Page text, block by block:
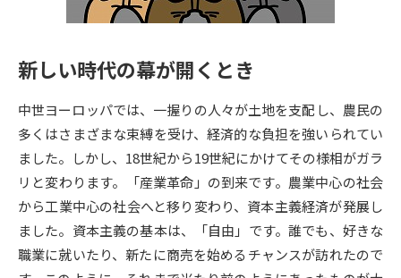
大学入学共通テスト「受験上の
配慮案内」の請求
高等学校卒業程度認定試験
幼稚園教員資格認定試験 小学校教員資格認定試験
高等学校（情報）教員資格認定
試験
大学研究 大学検索
大学で学べる内容や特徴を調べる
新しい時代の幕が開くとき
中世ヨーロッパでは、一握りの人々が土地を支配し、農民の
多くはさまざまな束縛を受け、経済的な負担を強いられてい
ました。しかし、18世紀から19世紀にかけてその様相がガラ
リと変わります。「産業革命」の到来です。農業中心の社会
から工業中心の社会へと移り変わり、資本主義経済が発展し
ました。資本主義の基本は、「自由」です。誰でも、好きな
職業に就いたり、新たに商売を始めるチャンスが訪れたので